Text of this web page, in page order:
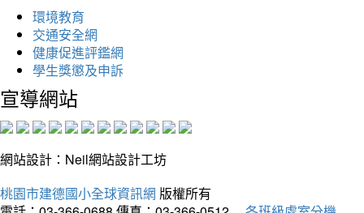
環境教育
交通安全網
健康促進評鑑網
學生獎懲及申訴
宣導網站
網站設計：Neil網站設計工坊
桃園市建德國小全球資訊網 版權所有